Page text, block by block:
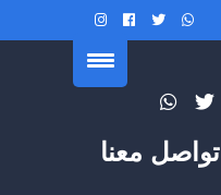
تواصل معنا